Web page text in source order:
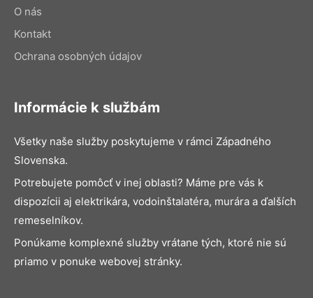
O nás
Kontakt
Ochrana osobných údajov
Informácie k službám
Všetky naše služby poskytujeme v rámci Západného
Slovenska.
Potrebujete pomôcť v inej oblasti? Máme pre vás k
dispozícii aj elektrikára, vodoinštalatéra, murára a ďalších
remeselníkov.
Ponúkame komplexné služby vrátane tých, ktoré nie sú
priamo v ponuke webovej stránky.